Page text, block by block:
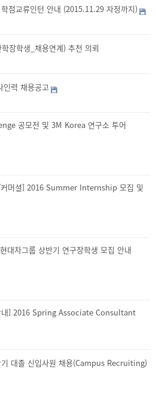
점교류인턴 안내 (2015.11.29 자정까지)
장학생_채용연계) 추천 의뢰
인력 채용공고
공모전 및 3M Korea 연구소 투어
머셜] 2016 Summer Internship 모집 및
대차그룹 상반기 연구장학생 모집 안내
내] 2016 Spring Associate Consultant
대졸 신입사원 채용(Campus Recruiting)